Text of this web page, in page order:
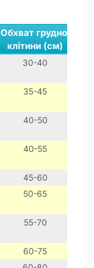
Обхват грудної
клітини (см)
30-40
35-45
40-50
40-55
45-60
50-65
55-70
60-75